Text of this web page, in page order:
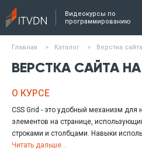
Видеокурсы по
программированию
Главная > Каталог > Верстка
ВЕРСТКА САЙТА НА
О КУРСЕ
CSS Grid - это удобный механизм для
элементов на странице,
строками и столбцами. Навыки
любого современного фронтенд
Читать дальше...